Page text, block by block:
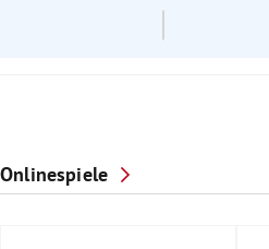
Onlinespiele